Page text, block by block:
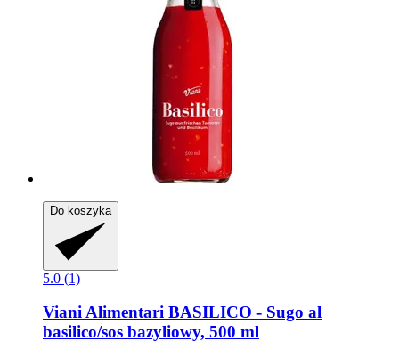
Do koszyka
5.0 (1)
Viani Alimentari BASILICO -​ Sugo al
basilico/sos bazyliowy, 500 ml